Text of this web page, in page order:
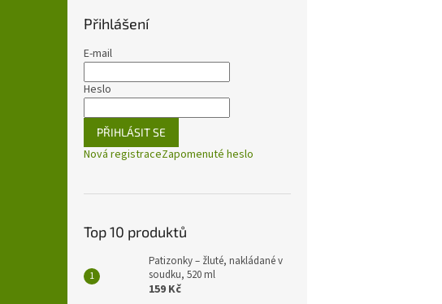
Přihlášení
E-mail
Heslo
PŘIHLÁSIT SE
Nová registraceZapomenuté heslo
Top 10 produktů
Patizonky – žluté, nakládané v
soudku, 520 ml
159 Kč